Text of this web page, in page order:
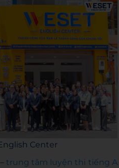
Center
– trung tâm luyện thi tiếng A